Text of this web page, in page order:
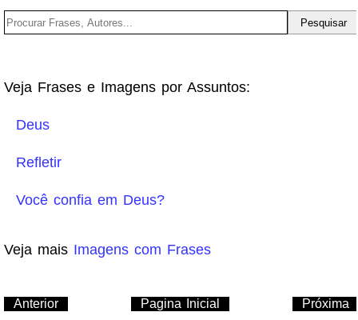
Veja Frases e Imagens por Assuntos:
Deus
Refletir
Você confia em Deus?
Veja mais Imagens com Frases
Anterior Próxima
Pagina Inicial